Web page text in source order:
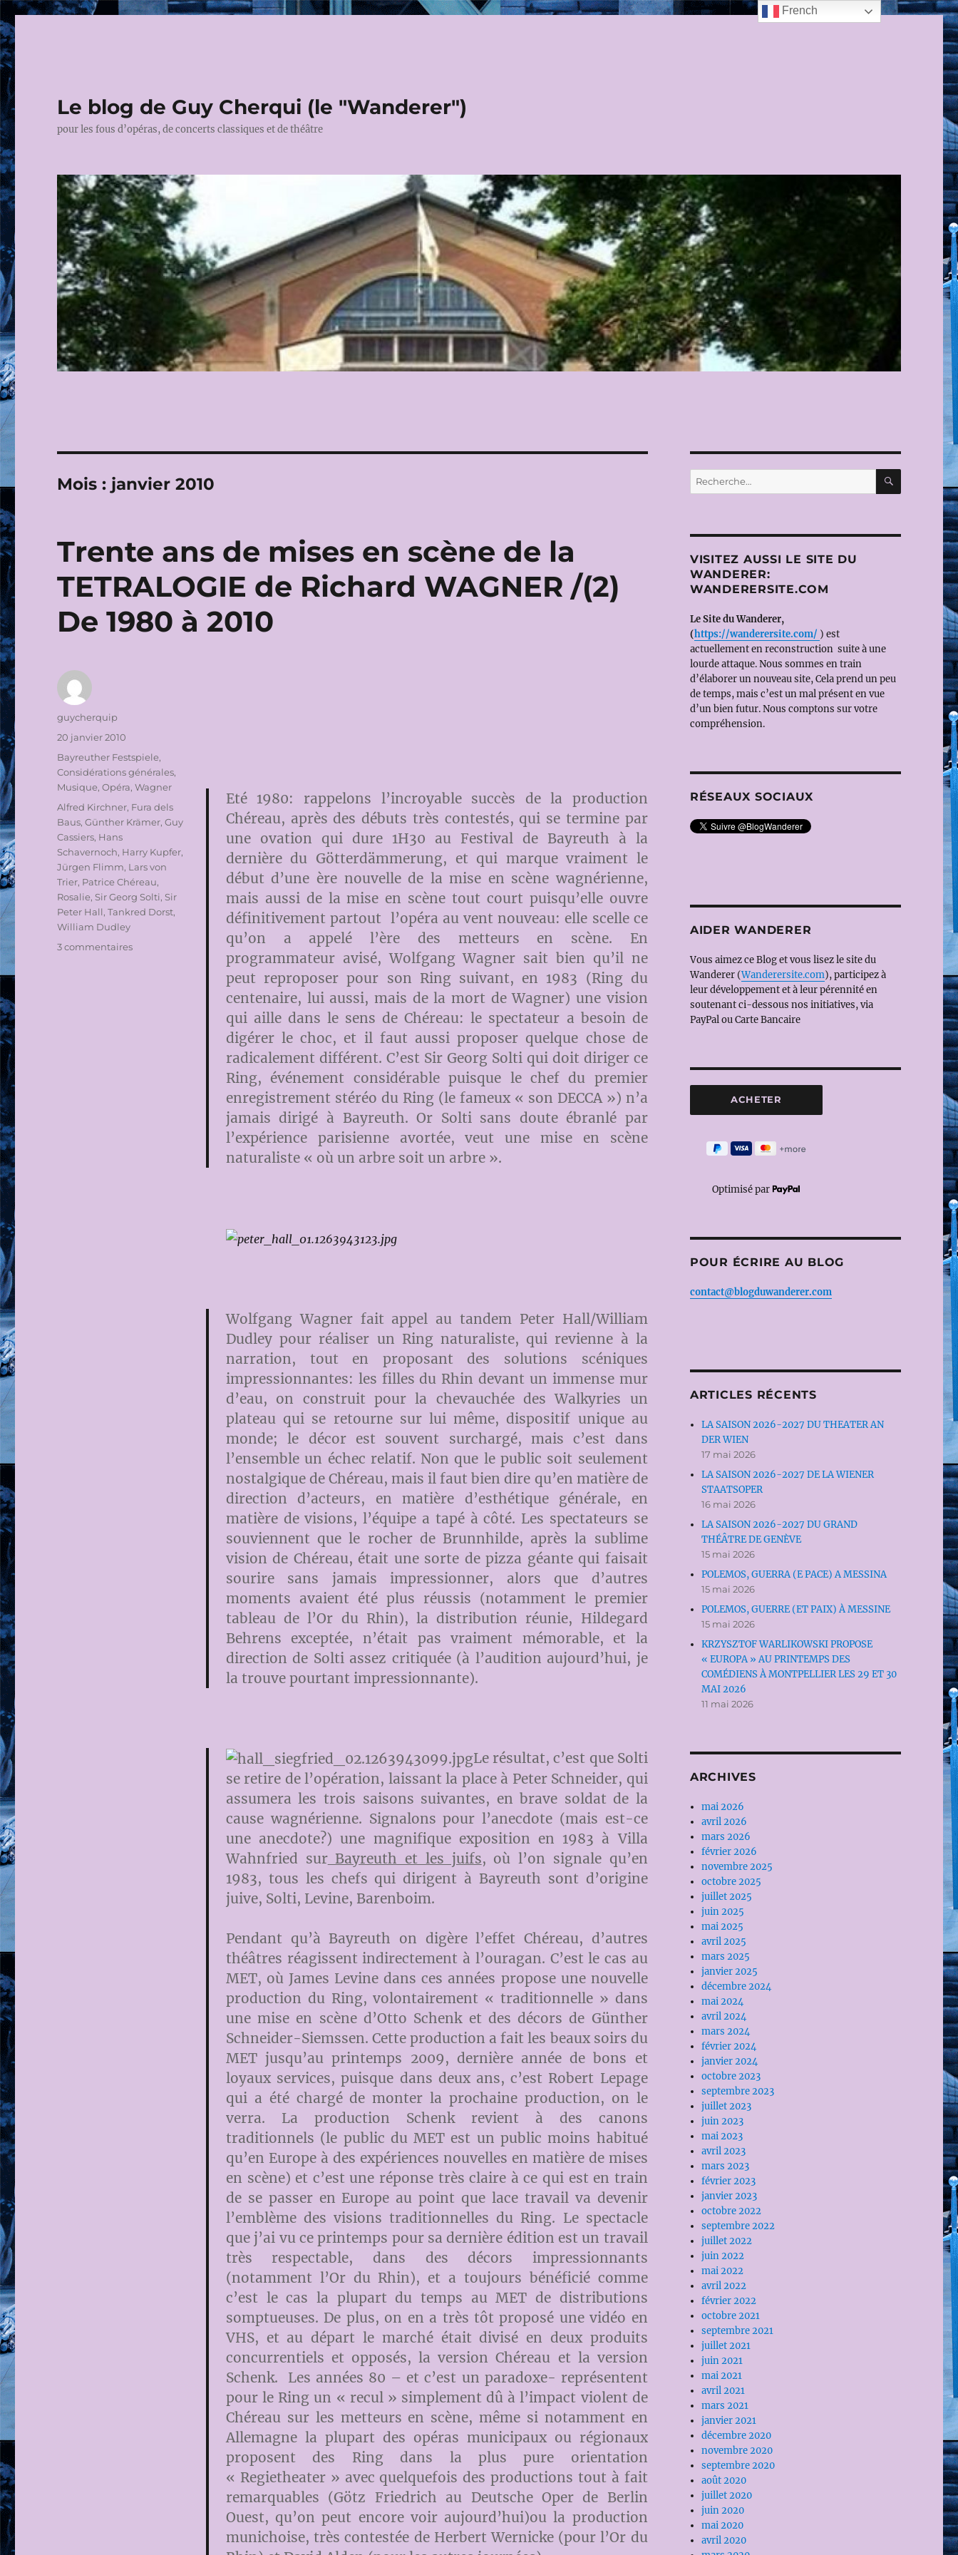
Le blog de Guy Cherqui (le "Wanderer")
pour les fous d’opéras, de concerts classiques et de théâtre
Mois : janvier 2010
Trente ans de mises en scène de la
TETRALOGIE de Richard WAGNER /(2)
De 1980 à 2010
Eté 1980: rappelons l’incroyable succès de la production
Chéreau, après des débuts très contestés, qui se termine par
une ovation qui dure 1H30 au Festival de Bayreuth à la
dernière du Götterdämmerung, et qui marque vraiment le
début d’une ère nouvelle de la mise en scène wagnérienne,
mais aussi de la mise en scène tout court puisqu’elle ouvre
définitivement partout l’opéra au vent nouveau: elle scelle ce
qu’on a appelé l’ère des metteurs en scène. En
programmateur avisé, Wolfgang Wagner sait bien qu’il ne
peut reproposer pour son Ring suivant, en 1983 (Ring du
centenaire, lui aussi, mais de la mort de Wagner) une vision
qui aille dans le sens de Chéreau: le spectateur a besoin de
digérer le choc, et il faut aussi proposer quelque chose de
radicalement différent. C’est Sir Georg Solti qui doit diriger ce
Ring, événement considérable puisque le chef du premier
enregistrement stéréo du Ring (le fameux « son DECCA ») n’a
jamais dirigé à Bayreuth. Or Solti sans doute ébranlé par
l’expérience parisienne avortée, veut une mise en scène
naturaliste « où un arbre soit un arbre ».
Wolfgang Wagner fait appel au tandem Peter Hall/William
Dudley pour réaliser un Ring naturaliste, qui revienne à la
narration, tout en proposant des solutions scéniques
impressionnantes: les filles du Rhin devant un immense mur
d’eau, on construit pour la chevauchée des Walkyries un
plateau qui se retourne sur lui même, dispositif unique au
monde; le décor est souvent surchargé, mais c’est dans
l’ensemble un échec relatif. Non que le public soit seulement
nostalgique de Chéreau, mais il faut bien dire qu’en matière de
direction d’acteurs, en matière d’esthétique générale, en
matière de visions, l’équipe a tapé à côté. Les spectateurs se
souviennent que le rocher de Brunnhilde, après la sublime
vision de Chéreau, était une sorte de pizza géante qui faisait
sourire sans jamais impressionner, alors que d’autres
moments avaient été plus réussis (notamment le premier
tableau de l’Or du Rhin), la distribution réunie, Hildegard
Behrens exceptée, n’était pas vraiment mémorable, et la
direction de Solti assez critiquée (à l’audition aujourd’hui, je
la trouve pourtant impressionnante).
Le résultat, c’est que Solti
se retire de l’opération, laissant la place à Peter Schneider, qui
assumera les trois saisons suivantes, en brave soldat de la
cause wagnérienne. Signalons pour l’anecdote (mais est-ce
une anecdote?) une magnifique exposition en 1983 à Villa
Wahnfried surBayreuth et les juifs, où l’on signale qu’en
1983, tous les chefs qui dirigent à Bayreuth sont d’origine
juive, Solti, Levine, Barenboim.
Pendant qu’à Bayreuth on digère l’effet Chéreau, d’autres
théâtres réagissent indirectement à l’ouragan. C’est le cas au
MET, où James Levine dans ces années propose une nouvelle
production du Ring, volontairement « traditionnelle » dans
une mise en scène d’Otto Schenk et des décors de Günther
Schneider-Siemssen. Cette production a fait les beaux soirs du
MET jusqu’au printemps 2009, dernière année de bons et
loyaux services, puisque dans deux ans, c’est Robert Lepage
qui a été chargé de monter la prochaine production, on le
verra. La production Schenk revient à des canons
traditionnels (le public du MET est un public moins habitué
qu’en Europe à des expériences nouvelles en matière de mises
en scène) et c’est une réponse très claire à ce qui est en train
de se passer en Europe au point que lace travail va devenir
l’emblème des visions traditionnelles du Ring. Le spectacle
que j’ai vu ce printemps pour sa dernière édition est un travail
très respectable, dans des décors impressionnants
(notamment l’Or du Rhin), et a toujours bénéficié comme
c’est le cas la plupart du temps au MET de distributions
somptueuses. De plus, on en a très tôt proposé une vidéo en
VHS, et au départ le marché était divisé en deux produits
concurrentiels et opposés, la version Chéreau et la version
Schenk. Les années 80 – et c’est un paradoxe- représentent
pour le Ring un « recul » simplement dû à l’impact violent de
Chéreau sur les metteurs en scène, même si notamment en
Allemagne la plupart des opéras municipaux ou régionaux
proposent des Ring dans la plus pure orientation
« Regietheater » avec quelquefois des productions tout à fait
remarquables (Götz Friedrich au Deutsche Oper de Berlin
Ouest, qu’on peut encore voir aujourd’hui)ou la production
munichoise, très contestée de Herbert Wernicke (pour l’Or du
Auteur
guycherquip
Publié
20 janvier 2010
Catégories
Bayreuther Festspiele,
Considérations générales,
Musique,Opéra,Wagner
Étiquettes
Alfred Kirchner, Fura dels
Baus,Günther Krämer,Guy
Cassiers, Hans
Schavernoch, Harry Kupfer,
Jürgen Flimm, Lars von
Trier, Patrice Chéreau,
Rosalie, Sir Georg Solti, Sir
Peter Hall,Tankred Dorst,
William Dudley
3 commentairessur
Recherche
pour :
VISITEZ AUSSI LE SITE DU
WANDERER:
WANDERERSITE.COM
Le Site du Wanderer,
(https://wanderersite.com/ ) est
actuellement en reconstruction suite à une
lourde attaque. Nous sommes en train
d’élaborer un nouveau site, Cela prend un peu
de temps, mais c’est un mal présent en vue
d’un bien futur. Nous comptons sur votre
compréhension.
RÉSEAUX SOCIAUX
AIDER WANDERER
Vous aimez ce Blog et vous lisez le site du
Wanderer (Wanderersite.com), participez à
leur développement et à leur pérennité en
soutenant ci-dessous nos initiatives, via
PayPal ou Carte Bancaire
Optimisé par
POUR ÉCRIRE AU BLOG
contact@blogduwanderer.com
ARTICLES RÉCENTS
LA SAISON 2026-2027 DU THEATER AN
DER WIEN
17 mai 2026
LA SAISON 2026-2027 DE LA WIENER
STAATSOPER
16 mai 2026
LA SAISON 2026-2027 DU GRAND
THÉÂTRE DE GENÈVE
15 mai 2026
POLEMOS, GUERRA (E PACE) A MESSINA
15 mai 2026
POLEMOS, GUERRE (ET PAIX) À MESSINE
15 mai 2026
KRZYSZTOF WARLIKOWSKI PROPOSE
« EUROPA » AU PRINTEMPS DES
COMÉDIENS À MONTPELLIER LES 29 ET 30
MAI 2026
11 mai 2026
ARCHIVES
mai 2026
avril 2026
mars 2026
février 2026
novembre 2025
octobre 2025
juillet 2025
juin 2025
mai 2025
avril 2025
mars 2025
janvier 2025
décembre 2024
mai 2024
avril 2024
mars 2024
février 2024
janvier 2024
octobre 2023
septembre 2023
juillet 2023
juin 2023
mai 2023
avril 2023
mars 2023
février 2023
janvier 2023
octobre 2022
septembre 2022
juillet 2022
juin 2022
mai 2022
avril 2022
février 2022
octobre 2021
septembre 2021
juillet 2021
juin 2021
mai 2021
avril 2021
mars 2021
janvier 2021
décembre 2020
novembre 2020
septembre 2020
août 2020
juillet 2020
juin 2020
mai 2020
avril 2020
French